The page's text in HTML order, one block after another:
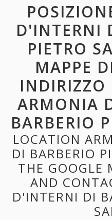
D'INTERNI
PIETRO
MAPPE
INDIRIZZO
ARMONIA
BARBERIO
LOCATION
DI BARBERIO
THE GOOGLE
AND
D'INTERNI DI